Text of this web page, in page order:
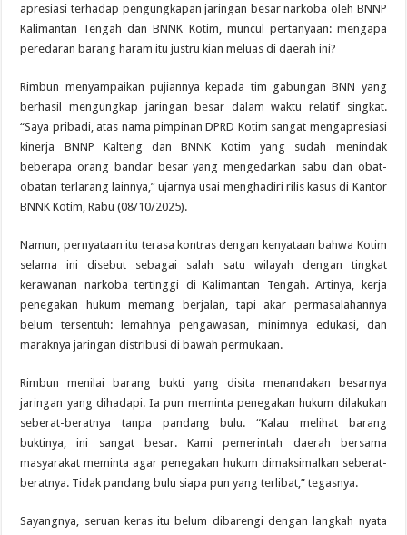
apresiasi terhadap pengungkapan jaringan besar narkoba oleh BNNP
Kalimantan Tengah dan BNNK Kotim, muncul pertanyaan: mengapa
peredaran barang haram itu justru kian meluas di daerah ini?
Rimbun menyampaikan pujiannya kepada tim gabungan BNN yang
berhasil mengungkap jaringan besar dalam waktu relatif singkat.
“Saya pribadi, atas nama pimpinan DPRD Kotim sangat mengapresiasi
kinerja BNNP Kalteng dan BNNK Kotim yang sudah menindak
beberapa orang bandar besar yang mengedarkan sabu dan obat-
obatan terlarang lainnya,” ujarnya usai menghadiri rilis kasus di Kantor
BNNK Kotim, Rabu (08/10/2025).
Namun, pernyataan itu terasa kontras dengan kenyataan bahwa Kotim
selama ini disebut sebagai salah satu wilayah dengan tingkat
kerawanan narkoba tertinggi di Kalimantan Tengah. Artinya, kerja
penegakan hukum memang berjalan, tapi akar permasalahannya
belum tersentuh: lemahnya pengawasan, minimnya edukasi, dan
maraknya jaringan distribusi di bawah permukaan.
Rimbun menilai barang bukti yang disita menandakan besarnya
jaringan yang dihadapi. Ia pun meminta penegakan hukum dilakukan
seberat-beratnya tanpa pandang bulu. “Kalau melihat barang
buktinya, ini sangat besar. Kami pemerintah daerah bersama
masyarakat meminta agar penegakan hukum dimaksimalkan seberat-
beratnya. Tidak pandang bulu siapa pun yang terlibat,” tegasnya.
Sayangnya, seruan keras itu belum dibarengi dengan langkah nyata